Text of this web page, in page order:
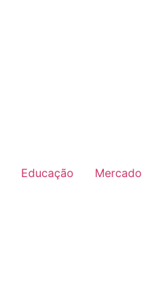
Educação Mercado